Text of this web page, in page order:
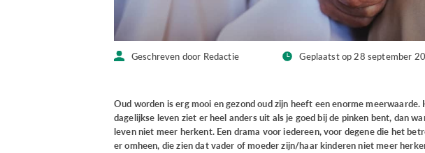
Geschreven door Redactie Geplaatst op 28 september
Oud worden is erg mooi en gezond oud zijn heeft een enorme
dagelijkse leven ziet er heel anders uit als je goed bij de pinken bent, dan
leven niet meer herkent. Een drama voor iedereen, voor degene die het
er omheen, die zien dat vader of moeder zijn/haar kinderen niet meer